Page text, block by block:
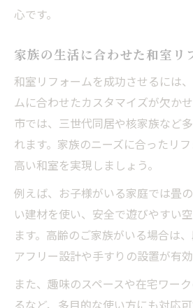
心です。
家族の生活に合わせた和室リ
和室リフォームを成功させるには
ムに合わせたカスタマイズが欠か
市では、三世代同居や核家族など
れます。家族のニーズに合ったリ
高い和室を実現しましょう。
例えば、お子様がいる家庭では畳
い建材を使い、安全で遊びやすい
ます。高齢のご家族がいる場合は
アフリー設計や手すりの設置が有効
また、趣味のスペースや在宅ワー
るなど、多目的な使い方にも対応